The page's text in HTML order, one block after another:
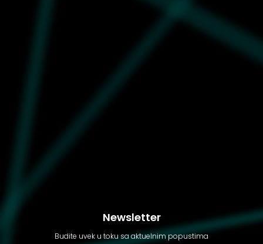
Newsletter
Budite uvek u toku sa aktuelnim popustima